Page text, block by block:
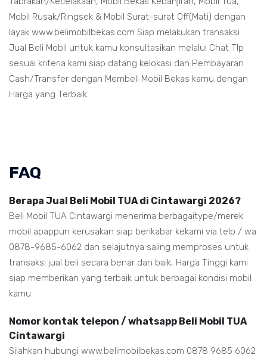
Mobil Rusak/Ringsek & Mobil Surat-surat Off(Mati) dengan
layak www.belimobilbekas.com Siap melakukan transaksi
Jual Beli Mobil untuk kamu konsultasikan melalui Chat Tlp
sesuai kriteria kami siap datang kelokasi dan Pembayaran
Cash/Transfer dengan Membeli Mobil Bekas kamu dengan
Harga yang Terbaik.
FAQ
Berapa Jual Beli Mobil TUA di Cintawargi 2026?
Beli Mobil TUA Cintawargi menerima berbagaitype/merek
mobil apappun kerusakan siap berikabar kekami via telp / wa
0878-9685-6062 dan selajutnya saling memproses untuk
transaksi jual beli secara benar dan baik, Harga Tinggi kami
siap memberikan yang terbaik untuk berbagai kondisi mobil
kamu
Nomor kontak telepon / whatsapp Beli Mobil TUA
Cintawargi
Silahkan hubungi www.belimobilbekas.com 0878 9685 6062